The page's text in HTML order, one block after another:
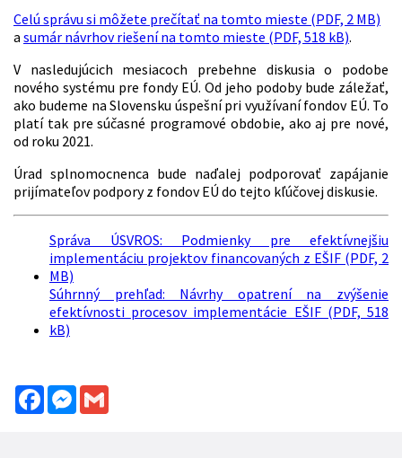
Celú správu si môžete prečítať na tomto mieste (PDF, 2 MB)
a sumár návrhov riešení na tomto mieste (PDF, 518 kB).
V nasledujúcich mesiacoch prebehne diskusia o podobe
nového systému pre fondy EÚ. Od jeho podoby bude záležať,
ako budeme na Slovensku úspešní pri využívaní fondov EÚ. To
platí tak pre súčasné programové obdobie, ako aj pre nové,
od roku 2021.
Úrad splnomocnenca bude naďalej podporovať zapájanie
prijímateľov podpory z fondov EÚ do tejto kľúčovej diskusie.
Správa ÚSVROS: Podmienky pre efektívnejšiu
implementáciu projektov financovaných z EŠIF (PDF, 2
MB)
Súhrnný prehľad: Návrhy opatrení na zvýšenie
efektívnosti procesov implementácie EŠIF (PDF, 518
kB)
FacebookMessenger